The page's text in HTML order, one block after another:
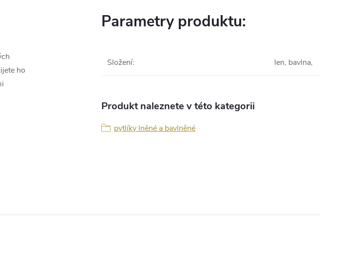
ho
Parametry produktu:
Složení: len, bavlna,
Produkt naleznete v této kategorii
pytlíky lněné a bavlněné